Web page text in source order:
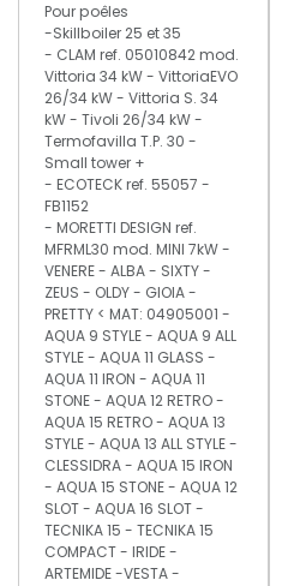
Pour poêles
-Skillboiler 25 et 35
- CLAM ref. 05010842 mod.
Vittoria 34 kW - VittoriaEVO
26/34 kW - Vittoria S. 34
kW - Tivoli 26/34 kW -
Termofavilla T.P. 30 -
Small tower +
- ECOTECK ref. 55057 -
FB1152
- MORETTI DESIGN ref.
MFRML30 mod. MINI 7kW -
VENERE - ALBA - SIXTY -
ZEUS - OLDY - GIOIA -
PRETTY < MAT: 04905001 -
AQUA 9 STYLE - AQUA 9 ALL
STYLE - AQUA 11 GLASS -
AQUA 11 IRON - AQUA 11
STONE - AQUA 12 RETRO -
AQUA 15 RETRO - AQUA 13
STYLE - AQUA 13 ALL STYLE -
CLESSIDRA - AQUA 15 IRON
- AQUA 15 STONE - AQUA 12
SLOT - AQUA 16 SLOT -
TECNIKA 15 - TECNIKA 15
COMPACT - IRIDE -
ARTEMIDE -VESTA -